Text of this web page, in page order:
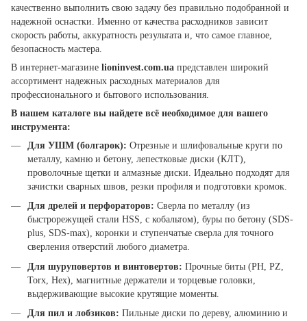
качественно выполнить свою задачу без правильно подобранной и
надежной оснастки. Именно от качества расходников зависит
скорость работы, аккуратность результата и, что самое главное,
безопасность мастера.
В интернет-магазине lioninvest.com.ua представлен широкий
ассортимент надежных расходных материалов для
профессионального и бытового использования.
В нашем каталоге вы найдете всё необходимое для вашего
инструмента:
Для УШМ (болгарок): Отрезные и шлифовальные круги по
металлу, камню и бетону, лепестковые диски (КЛТ),
проволочные щетки и алмазные диски. Идеально подходят для
зачистки сварных швов, резки профиля и подготовки кромок.
Для дрелей и перфораторов: Сверла по металлу (из
быстрорежущей стали HSS, с кобальтом), буры по бетону (SDS-
plus, SDS-max), коронки и ступенчатые сверла для точного
сверления отверстий любого диаметра.
Для шуруповертов и винтовертов: Прочные биты (PH, PZ,
Torx, Hex), магнитные держатели и торцевые головки,
выдерживающие высокие крутящие моменты.
Для пил и лобзиков: Пильные диски по дереву, алюминию и